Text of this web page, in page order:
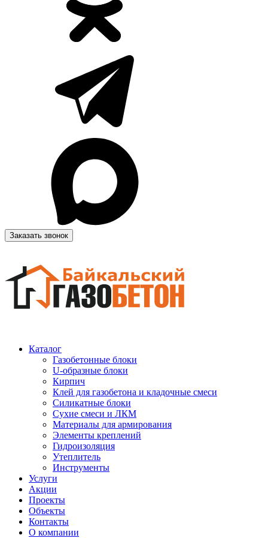
Заказать звонок
Каталог
Газобетонные блоки
U-образные блоки
Кирпич
Клей для газобетона и кладочные смеси
Силикатные блоки
Сухие смеси и ЛКМ
Материалы для армирования
Элементы креплений
Гидроизоляция
Утеплитель
Инструменты
Услуги
Акции
Проекты
Объекты
Контакты
О компании